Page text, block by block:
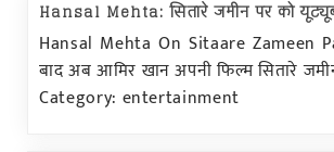
Hansal Mehta: सितारे जमीन पर को
Hansal Mehta On Sitaare Zameen
बाद अब आमिर खान अपनी फिल्म सितारे
Category: entertainment